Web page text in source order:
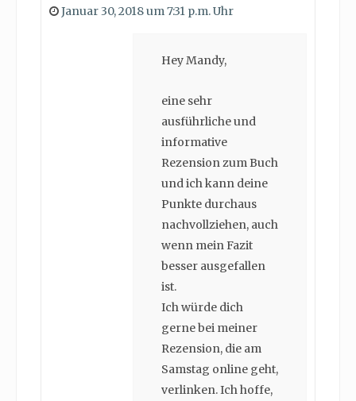
Januar 30, 2018 um 7:31 p.m. Uhr
Hey Mandy,
eine sehr
ausführliche und
informative
Rezension zum Buch
und ich kann deine
Punkte durchaus
nachvollziehen, auch
wenn mein Fazit
besser ausgefallen
ist.
Ich würde dich
gerne bei meiner
Rezension, die am
Samstag online geht,
verlinken. Ich hoffe,